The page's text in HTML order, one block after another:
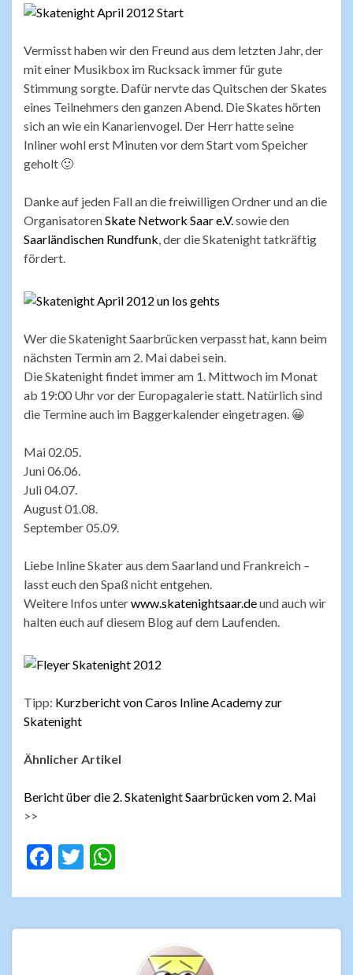
Vermisst haben wir den Freund aus dem letzten Jahr, der
mit einer Musikbox im Rucksack immer für gute
Stimmung sorgte. Dafür nervte das Quitschen der Skates
eines Teilnehmers den ganzen Abend. Die Skates hörten
sich an wie ein Kanarienvogel. Der Herr hatte seine
Inliner wohl erst Minuten vor dem Start vom Speicher
geholt 🙂
Danke auf jeden Fall an die freiwilligen Ordner und an die
OrganisatorenSkate Network Saar e.V.sowie den
Saarländischen Rundfunk, der die Skatenight tatkräftig
fördert.
Wer die Skatenight Saarbrücken verpasst hat, kann beim
nächsten Termin am 2. Mai dabei sein.
Die Skatenight findet immer am 1. Mittwoch im Monat
ab 19:00 Uhr vor der Europagalerie statt. Natürlich sind
die Termine auch im Baggerkalender eingetragen. 😀
Mai 02.05.
Juni 06.06.
Juli 04.07.
August 01.08.
September 05.09.
Liebe Inline Skater aus dem Saarland und Frankreich –
lasst euch den Spaß nicht entgehen.
Weitere Infos unterwww.skatenightsaar.deund auch wir
halten euch auf diesem Blog auf dem Laufenden.
Tipp: Kurzbericht von Caros Inline Academy zur
Skatenight
Ähnlicher Artikel
Bericht über die 2. Skatenight Saarbrücken vom 2. Mai
>>
F
e
b
T
itt
er
at
s